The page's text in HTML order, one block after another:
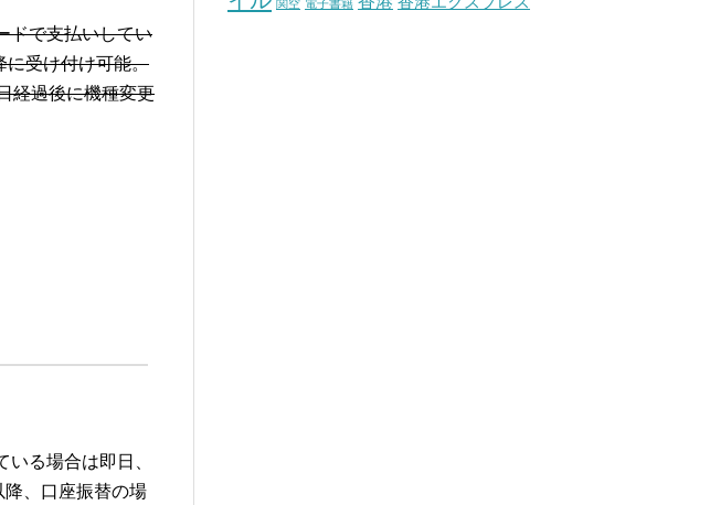
ドで支払いしてい
に受け付け可能。
経過後に機種変更
る場合は即日、
、口座振替の場
関空 電子書籍